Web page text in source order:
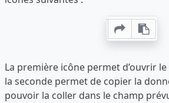
La première icône permet d’ouvrir
la seconde permet de copier la
pouvoir la coller dans le champ